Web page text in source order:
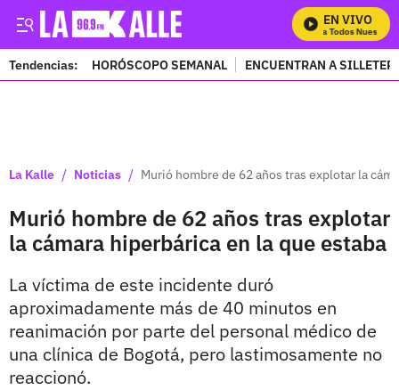
EN VIVO
Mira Todos Nuestros
Tendencias: HORÓSCOPO SEMANAL ENCUENTRAN A
La Kalle / Noticias / Murió hombre de 62 años tras explotar la
Murió hombre de 62 años tras explotar
la cámara hiperbárica en la que estaba
La víctima de este incidente duró
aproximadamente más de 40 minutos en
reanimación por parte del personal médico de
una clínica de Bogotá, pero lastimosamente no
reaccionó.